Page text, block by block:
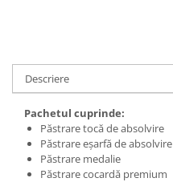
Descriere
Pachetul cuprinde:
Păstrare tocă de absolvire
Păstrare eșarfă de absolvire
Păstrare medalie
Păstrare cocardă premium